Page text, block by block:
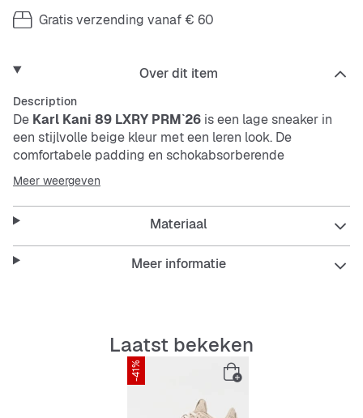
Gratis verzending vanaf € 60
Over dit item
Description
De Karl Kani 89 LXRY PRM`26 is een lage sneaker in
een stijlvolle beige kleur met een leren look. De
comfortabele padding en schokabsorberende
binnenzool zorgen voor een prettig draaggevoel. De
stevige, antislip buitenzool maakt hem duurzaam en
stabiel. Veters maken het design compleet.
Features:
Comfortabele padding voor veel draagcomfort
Schokabsorberende binnen- en buitenzool
Antislip- en slijtvast profiel
Meer weergeven
Materiaal
Meer informatie
Laatst bekeken
-41%